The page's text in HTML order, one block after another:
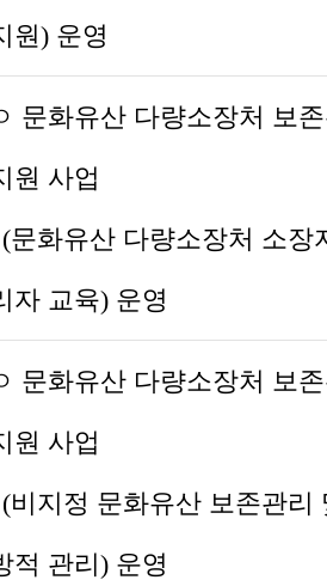
원) 운영
문화유산 다량소장처 보
원 사업
(문화유산 다량소장처 소장
자 교육) 운영
문화유산 다량소장처 보
원 사업
(비지정 문화유산 보존관리
적 관리) 운영